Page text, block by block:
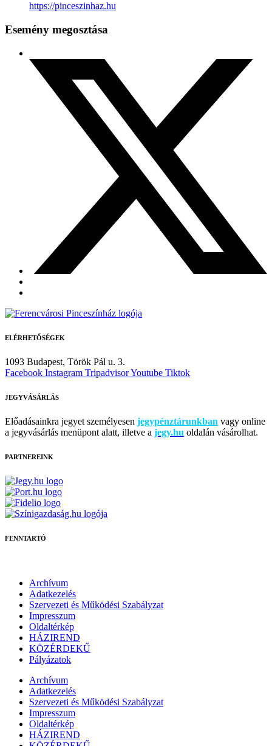
https://pinceszinhaz.hu
Esemény megosztása
ELÉRHETŐSÉGEK
1093 Budapest, Török Pál u. 3.
Facebook Instagram TripadvisorYoutube Tiktok
JEGYVÁSÁRLÁS
Előadásainkra jegyet személyesen jegypénztárunkban vagy online
a jegyvásárlás menüpont alatt, illetve a jegy.hu oldalán vásárolhat.
PARTNEREINK
FENNTARTÓ
Archívum
Adatkezelés
Szervezeti és Működési Szabályzat
Impresszum
Oldaltérkép
HÁZIREND
KÖZÉRDEKŰ
Pályázatok
Archívum
Adatkezelés
Szervezeti és Működési Szabályzat
Impresszum
Oldaltérkép
HÁZIREND